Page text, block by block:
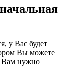
у Вас будет
Вы можете
Вам нужно